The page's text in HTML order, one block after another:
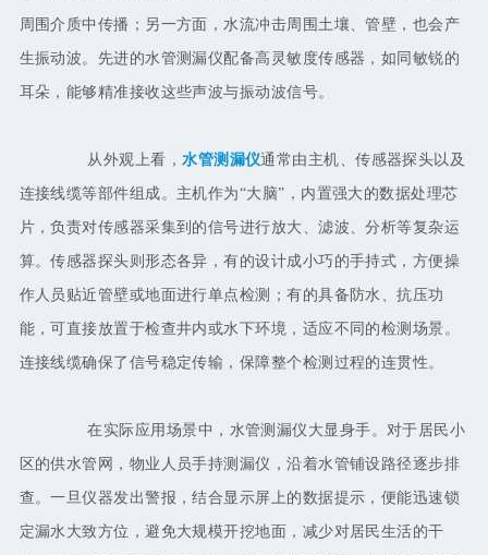
周围介质中传播；另一方面，水流冲击周围土壤、管壁，也会产
生振动波。先进的水管测漏仪配备高灵敏度传感器，如同敏锐的
耳朵，能够精准接收这些声波与振动波信号。
从外观上看，水管测漏仪通常由主机、传感器探头以及
连接线缆等部件组成。主机作为“大脑”，内置强大的数据处理芯
片，负责对传感器采集到的信号进行放大、滤波、分析等复杂运
算。传感器探头则形态各异，有的设计成小巧的手持式，方便操
作人员贴近管壁或地面进行单点检测；有的具备防水、抗压功
能，可直接放置于检查井内或水下环境，适应不同的检测场景。
连接线缆确保了信号稳定传输，保障整个检测过程的连贯性。
在实际应用场景中，水管测漏仪大显身手。对于居民小
区的供水管网，物业人员手持测漏仪，沿着水管铺设路径逐步排
查。一旦仪器发出警报，结合显示屏上的数据提示，便能迅速锁
定漏水大致方位，避免大规模开挖地面，减少对居民生活的干